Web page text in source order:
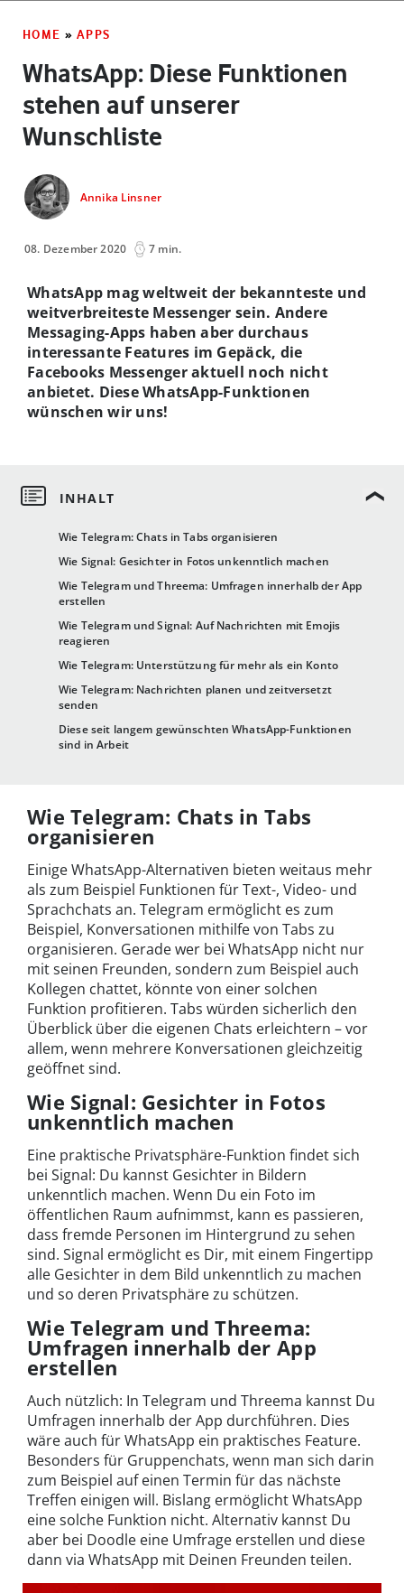
HOME » APPS
WhatsApp: Diese Funktionen
stehen auf unserer
Wunschliste
Annika Linsner
08. Dezember 2020 7 min.
Wie Telegram: Chats in Tabs organisieren
Wie Signal: Gesichter in Fotos unkenntlich machen
Wie Telegram und Threema: Umfragen innerhalb der App
erstellen
Wie Telegram und Signal: Auf Nachrichten mit Emojis
reagieren
Wie Telegram: Unterstützung für mehr als ein Konto
Wie Telegram: Nachrichten planen und zeitversetzt
senden
Diese seit langem gewünschten WhatsApp-Funktionen
sind in Arbeit
WhatsApp mag weltweit der bekannteste und
weitverbreiteste Messenger sein. Andere
Messaging-Apps haben aber durchaus
interessante Features im Gepäck, die
Facebooks Messenger aktuell noch nicht
anbietet. Diese WhatsApp-Funktionen
wünschen wir uns!
Wie Telegram: Chats in Tabs
organisieren
Einige WhatsApp-Alternativen bieten weitaus mehr
als zum Beispiel Funktionen für Text-, Video- und
Sprachchats an. Telegram ermöglicht es zum
Beispiel, Konversationen mithilfe von Tabs zu
organisieren. Gerade wer bei WhatsApp nicht nur
mit seinen Freunden, sondern zum Beispiel auch
Kollegen chattet, könnte von einer solchen
Funktion profitieren. Tabs würden sicherlich den
Überblick über die eigenen Chats erleichtern – vor
allem, wenn mehrere Konversationen gleichzeitig
geöffnet sind.
Wie Signal: Gesichter in Fotos
unkenntlich machen
Eine praktische Privatsphäre-Funktion findet sich
bei Signal: Du kannst Gesichter in Bildern
unkenntlich machen. Wenn Du ein Foto im
öffentlichen Raum aufnimmst, kann es passieren,
dass fremde Personen im Hintergrund zu sehen
sind. Signal ermöglicht es Dir, mit einem Fingertipp
alle Gesichter in dem Bild unkenntlich zu machen
und so deren Privatsphäre zu schützen.
Wie Telegram und Threema:
Umfragen innerhalb der App
erstellen
Auch nützlich: In Telegram und Threema kannst Du
Umfragen innerhalb der App durchführen. Dies
wäre auch für WhatsApp ein praktisches Feature.
Besonders für Gruppenchats, wenn man sich darin
zum Beispiel auf einen Termin für das nächste
Treffen einigen will. Bislang ermöglicht WhatsApp
eine solche Funktion nicht. Alternativ kannst Du
aber bei Doodle eine Umfrage erstellen und diese
dann via WhatsApp mit Deinen Freunden teilen.